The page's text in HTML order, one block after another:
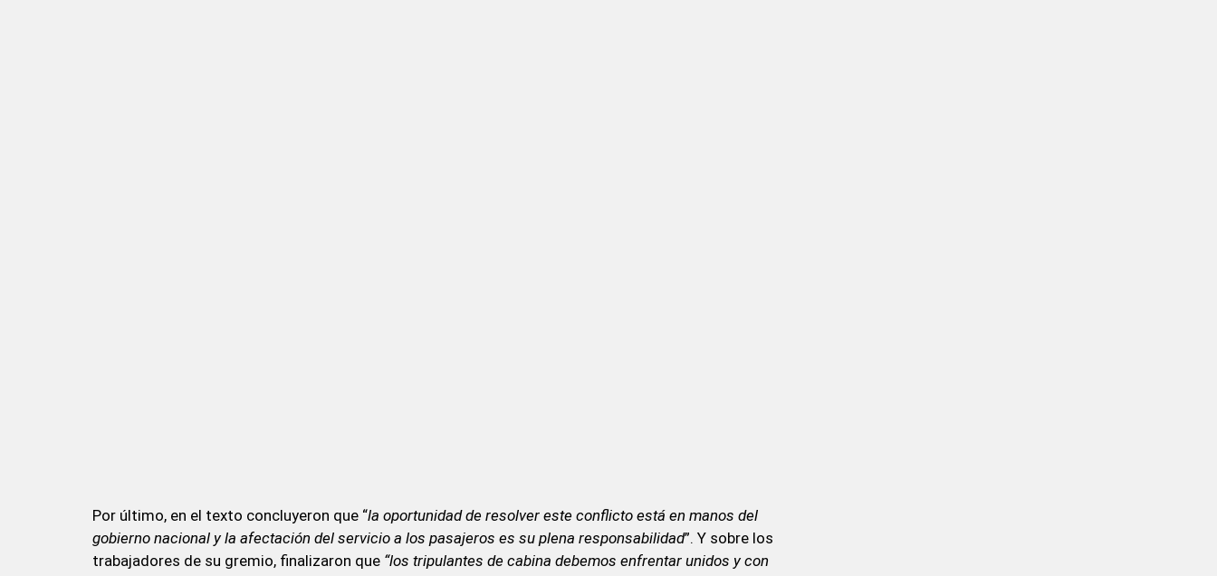
Por último, en el texto concluyeron que “la oportunidad de resolver este conflicto está en manos del
gobierno nacional y la afectación del servicio a los pasajeros es su plena responsabilidad”. Y sobre los
trabajadores de su gremio, finalizaron que “los tripulantes de cabina debemos enfrentar unidos y con